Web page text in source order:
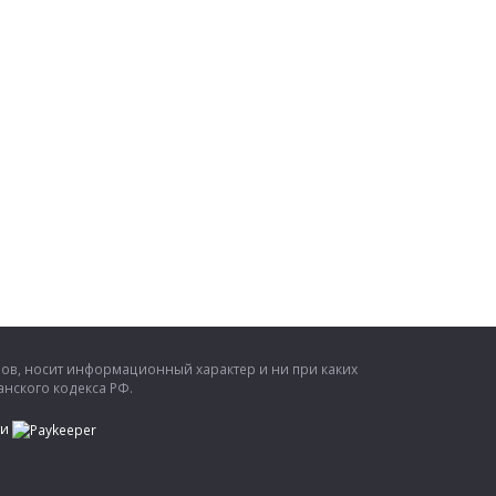
носит информационный характер и ни при каких
кодекса РФ.